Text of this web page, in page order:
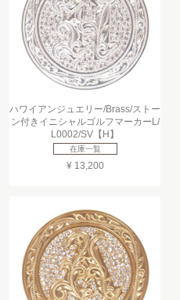
ハワイアンジュエリー/Brass/ストー
ン付きイニシャルゴルフマーカーL/
L0002/SV【H】
在庫一覧
¥ 13,200